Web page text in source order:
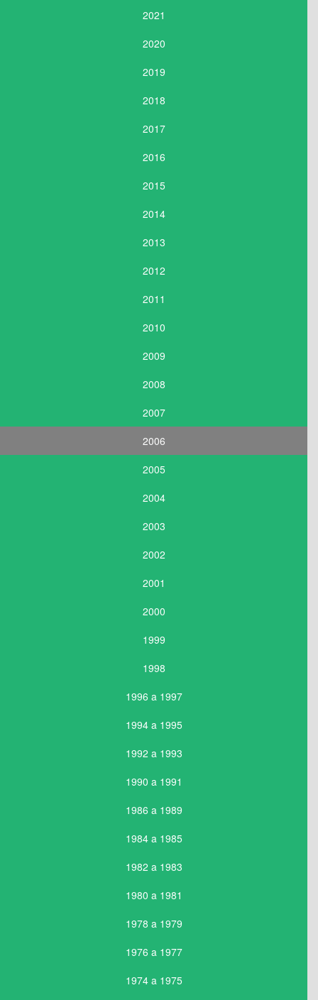
2021
2020
2019
2018
2017
2016
2015
2014
2013
2012
2011
2010
2009
2008
2007
2006
2005
2004
2003
2002
2001
2000
1999
1998
1996 a 1997
1994 a 1995
1992 a 1993
1990 a 1991
1986 a 1989
1984 a 1985
1982 a 1983
1980 a 1981
1978 a 1979
1976 a 1977
1974 a 1975